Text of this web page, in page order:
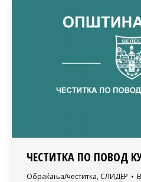
ЧЕСТИТКА ПО ПОВОД
Обраќања/честитка, СЛИДЕР